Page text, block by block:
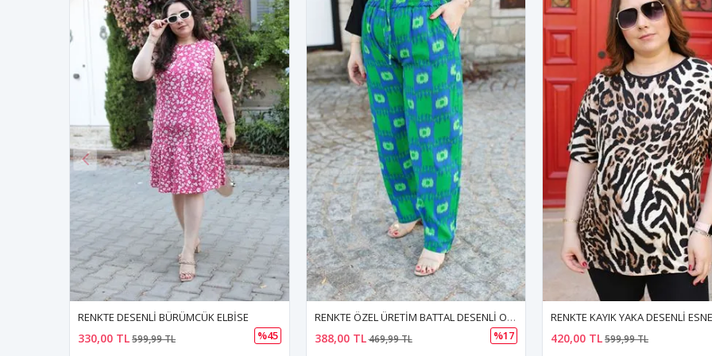
388,00 TL469,99 TL %17
RENKTE KAYIK YAKA DESENLİ ESNEK BLUZ
420,00 TL599,99 TL %30 430,00 TL